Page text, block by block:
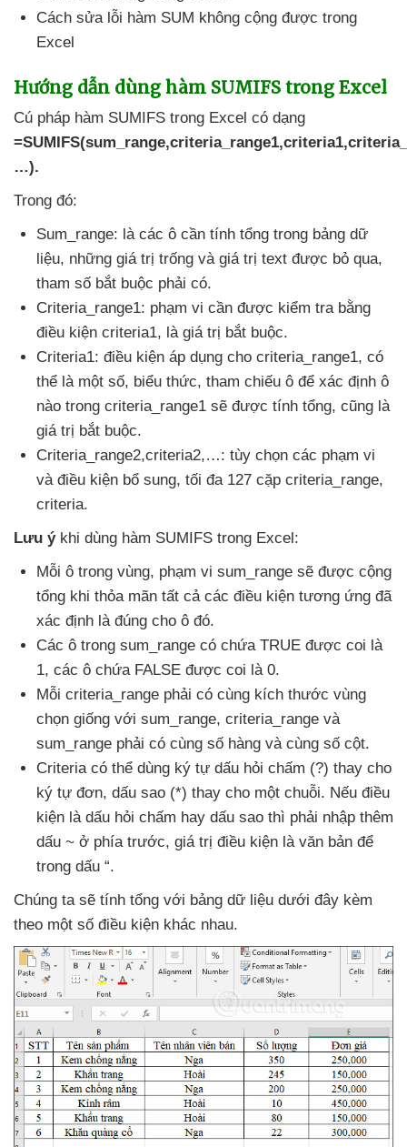
Cách sửa lỗi hàm SUM không cộng được trong
Excel
Hướng dẫn dùng hàm SUMIFS trong Excel
Cú pháp hàm SUMIFS trong Excel có dạng
…).
Trong đó:
Sum_range: là các ô cần tính tổng trong bảng dữ
liệu, những giá trị trống và giá trị text được bỏ qua,
tham số bắt buộc phải có.
Criteria_range1: phạm vi cần được kiểm tra bằng
điều kiện criteria1, là giá trị bắt buộc.
Criteria1: điều kiện áp dụng cho criteria_range1, có
thể là một số, biểu thức, tham chiếu ô để xác định ô
nào trong criteria_range1 sẽ được tính tổng, cũng là
giá trị bắt buộc.
Criteria_range2,criteria2,…: tùy chọn các phạm vi
và điều kiện bổ sung, tối đa 127 cặp criteria_range,
criteria.
Lưu ýkhi dùng hàm SUMIFS trong Excel:
Mỗi ô trong vùng, phạm vi sum_range sẽ được cộng
tổng khi thỏa mãn tất cả các điều kiện tương ứng đã
xác định là đúng cho ô đó.
Các ô trong sum_range có chứa TRUE được coi là
1, các ô chứa FALSE được coi là 0.
Mỗi criteria_range phải có cùng kích thước vùng
chọn giống với sum_range, criteria_range và
sum_range phải có cùng số hàng và cùng số cột.
Criteria có thể dùng ký tự dấu hỏi chấm (?) thay cho
ký tự đơn, dấu sao (*) thay cho một chuỗi. Nếu điều
kiện là dấu hỏi chấm hay dấu sao thì phải nhập thêm
dấu ~ ở phía trước, giá trị điều kiện là văn bản để
trong dấu “.
Chúng ta sẽ tính tổng với bảng dữ liệu dưới đây kèm
theo một số điều kiện khác nhau.